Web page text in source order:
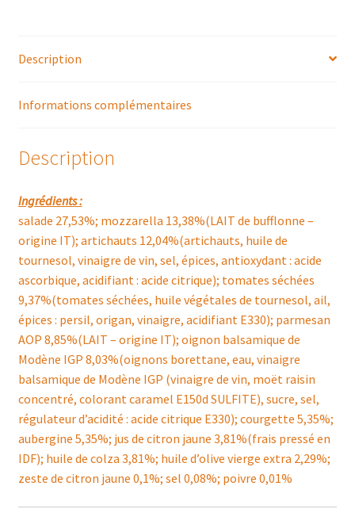
Description
Informations complémentaires
Description
Ingrédients :
salade 27,53%; mozzarella 13,38%(LAIT de bufflonne –
origine IT); artichauts 12,04%(artichauts, huile de
tournesol, vinaigre de vin, sel, épices, antioxydant : acide
ascorbique, acidifiant : acide citrique); tomates séchées
9,37%(tomates séchées, huile végétales de tournesol, ail,
épices : persil, origan, vinaigre, acidifiant E330); parmesan
AOP 8,85%(LAIT – origine IT); oignon balsamique de
Modène IGP 8,03%(oignons borettane, eau, vinaigre
balsamique de Modène IGP (vinaigre de vin, moët raisin
concentré, colorant caramel E150d SULFITE), sucre, sel,
régulateur d’acidité : acide citrique E330); courgette 5,35%;
aubergine 5,35%; jus de citron jaune 3,81%(frais pressé en
IDF); huile de colza 3,81%; huile d’olive vierge extra 2,29%;
zeste de citron jaune 0,1%; sel 0,08%; poivre 0,01%